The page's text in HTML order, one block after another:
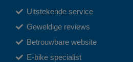
Uitstekende service
Geweldige reviews
Betrouwbare website
E-bike specialist